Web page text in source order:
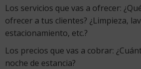
Los servicios que vas a ofrecer:
ofrecer a tus clientes? ¿Limpieza,
estacionamiento, etc.?
Los precios que vas a cobrar:
noche de estancia?